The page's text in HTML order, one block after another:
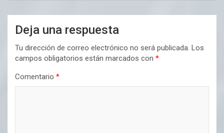
Deja una respuesta
Tu dirección de correo electrónico no será publicada. Los
campos obligatorios están marcados con *
Comentario *